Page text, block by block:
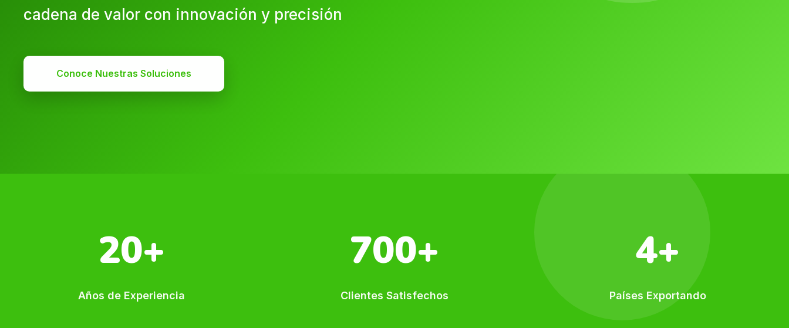
cadena de valor con innovación y precisión
Conoce Nuestras Soluciones
20+
Años de Experiencia
700+
Clientes Satisfechos
4+
Países Exportando